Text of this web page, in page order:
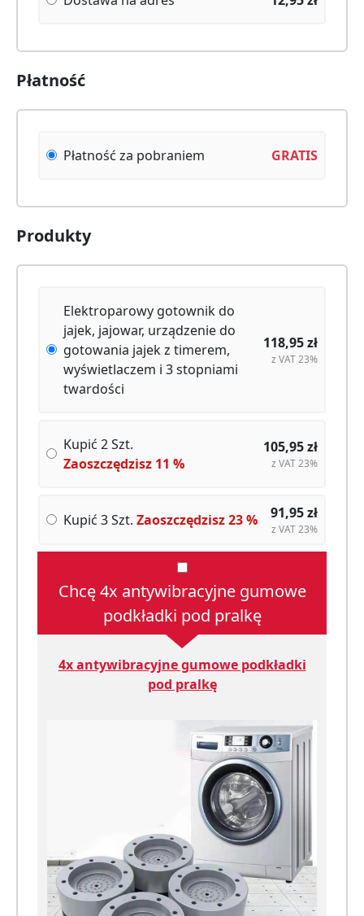
Płatność
Płatność za pobraniem GRATIS
Produkty
Elektroparowy gotownik do
jajek, jajowar, urządzenie do
gotowania jajek z timerem,
wyświetlaczem i 3 stopniami
twardości
118,95zł
z VAT 23%
Kupić 2 Szt.
Zaoszczędzisz 11 %
105,95zł
z VAT 23%
Kupić 3 Szt. Zaoszczędzisz23% 91,95zł
z VAT 23%
Chcę 4x antywibracyjne gumowe
podkładki pod pralkę
4x antywibracyjne gumowe podkładki
pod pralkę